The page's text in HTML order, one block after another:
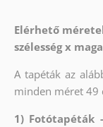
Elérhető
szélesség x
A tapéták az
minden méret 49
1) Fotótapéták